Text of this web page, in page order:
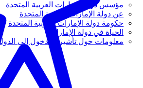
مؤسس دولة الإمارات العربية المتحدة
عن دولة الإمارات العربية المتحدة
حكومة دولة الإمارات العربية المتحدة
الحياة في دولة الإمارات
معلومات حول تأشيرة الدخول إلى الدولة